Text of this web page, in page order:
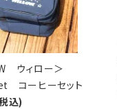
ウィロー＞
コーヒーセット
込)